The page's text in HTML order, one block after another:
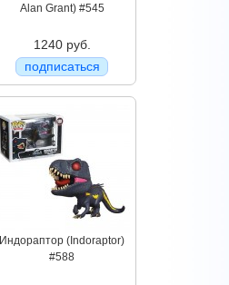
Alan Grant) #545
1240 руб.
подписаться
Индораптор (Indoraptor)
#588